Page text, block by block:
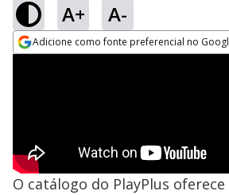
A+ A-
Adicione como fonte preferencial no
O catálogo do PlayPlus